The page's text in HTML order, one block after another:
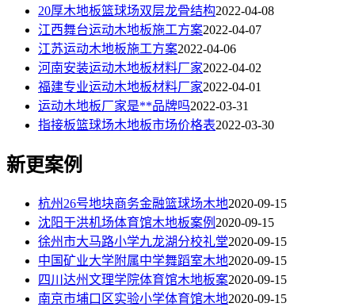
20厚木地板篮球场双层龙骨结构2022-04-08
江西舞台运动木地板施工方案2022-04-07
江苏运动木地板施工方案2022-04-06
河南安装运动木地板材料厂家2022-04-02
福建专业运动木地板材料厂家2022-04-01
运动木地板厂家是**品牌吗2022-03-31
指接板篮球场木地板市场价格表2022-03-30
新更案例
杭州26号地块商务金融篮球场木地2020-09-15
沈阳于洪机场体育馆木地板案例 2020-09-15
徐州市大马路小学九龙湖分校礼堂2020-09-15
中国矿业大学附属中学舞蹈室木地2020-09-15
四川达州文理学院体育馆木地板案2020-09-15
南京市埔口区实验小学体育馆木地2020-09-15